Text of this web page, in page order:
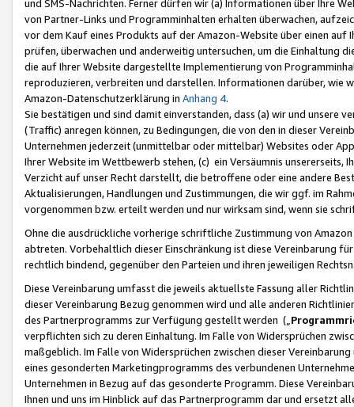
und SMS-Nachrichten. Ferner dürfen wir (a) Informationen über Ihre
von Partner-Links und Programminhalten erhalten überwachen,
vor dem Kauf eines Produkts auf der Amazon-Website über einen
prüfen, überwachen und anderweitig untersuchen, um die Einhaltung
die auf Ihrer Website dargestellte Implementierung von
reproduzieren, verbreiten und darstellen. Informationen darüber, wie
Amazon-Datenschutzerklärung in Anhang 4.
Sie bestätigen und sind damit einverstanden, dass (a) wir und
(Traffic) anregen können, zu Bedingungen, die von den in dieser
Unternehmen jederzeit (unmittelbar oder mittelbar) Websites oder
Ihrer Website im Wettbewerb stehen, (c) ein Versäumnis unsererseits,
Verzicht auf unser Recht darstellt, die betroffene oder eine andere
Aktualisierungen, Handlungen und Zustimmungen, die wir ggf. im
vorgenommen bzw. erteilt werden und nur wirksam sind, wenn sie
Ohne die ausdrückliche vorherige schriftliche Zustimmung von
abtreten. Vorbehaltlich dieser Einschränkung ist diese Vereinbarung
rechtlich bindend, gegenüber den Parteien und ihren jeweiligen
Diese Vereinbarung umfasst die jeweils aktuellste Fassung aller
dieser Vereinbarung Bezug genommen wird und alle anderen
des Partnerprogramms zur Verfügung gestellt werden („
verpflichten sich zu deren Einhaltung. Im Falle von Widersprüchen
maßgeblich. Im Falle von Widersprüchen zwischen dieser
eines gesonderten Marketingprogramms des verbundenen
Unternehmen in Bezug auf das gesonderte Programm. Diese
Ihnen und uns im Hinblick auf das Partnerprogramm dar und ersetzt